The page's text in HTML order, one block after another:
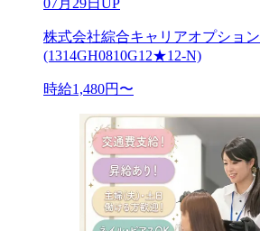
07月29日UP
株式会社綜合キャリアオプション
(1314GH0810G12★12-N)
時給1,480円〜